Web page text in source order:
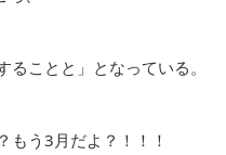
ことと」となっている。
う3月だよ？！！！